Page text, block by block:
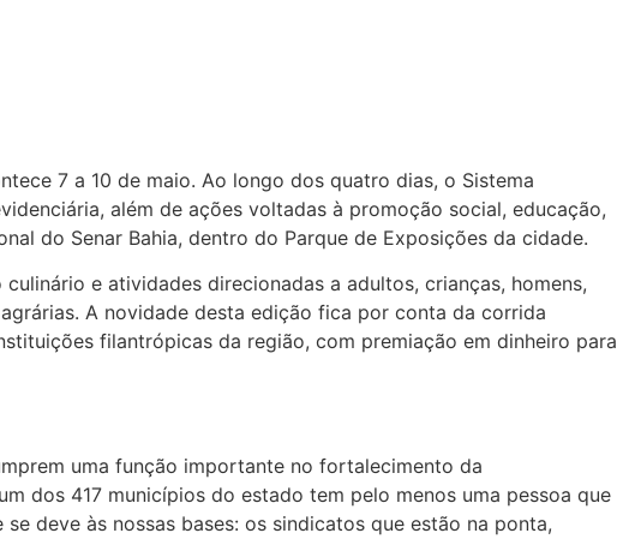
7 a 10 de maio. Ao longo dos quatro dias, o Sistema
além de ações voltadas à promoção social, educação,
do Senar Bahia, dentro do Parque de Exposições da cidade.
e atividades direcionadas a adultos, crianças, homens,
A novidade desta edição fica por conta da corrida
filantrópicas da região, com premiação em dinheiro para
uma função importante no fortalecimento da
dos 417 municípios do estado tem pelo menos uma pessoa que
deve às nossas bases: os sindicatos que estão na ponta,